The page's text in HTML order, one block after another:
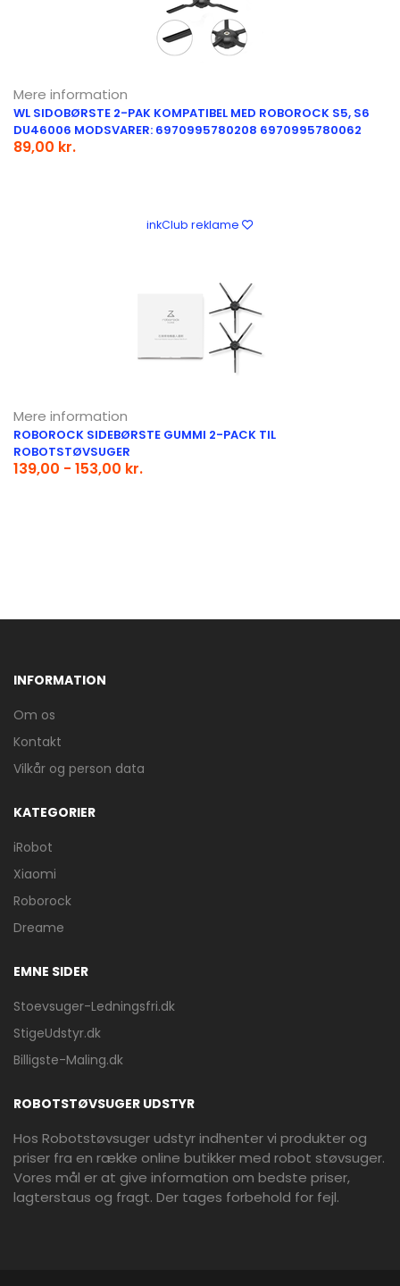
Mere information
WL SIDOBØRSTE 2-PAK KOMPATIBEL MED ROBOROCK S5, S6
DU46006 MODSVARER: 6970995780208 6970995780062
89,00 kr.
inkClub reklame
Mere information
ROBOROCK SIDEBØRSTE GUMMI 2-PACK TIL
ROBOTSTØVSUGER
139,00 - 153,00 kr.
INFORMATION
Om os
Kontakt
Vilkår og person data
KATEGORIER
iRobot
Xiaomi
Roborock
Dreame
EMNE SIDER
Stoevsuger-Ledningsfri.dk
StigeUdstyr.dk
Billigste-Maling.dk
ROBOTSTØVSUGER UDSTYR
Hos Robotstøvsuger udstyr indhenter vi produkter og
priser fra en række online butikker med robot støvsuger.
Vores mål er at give information om bedste priser,
lagterstaus og fragt. Der tages forbehold for fejl.